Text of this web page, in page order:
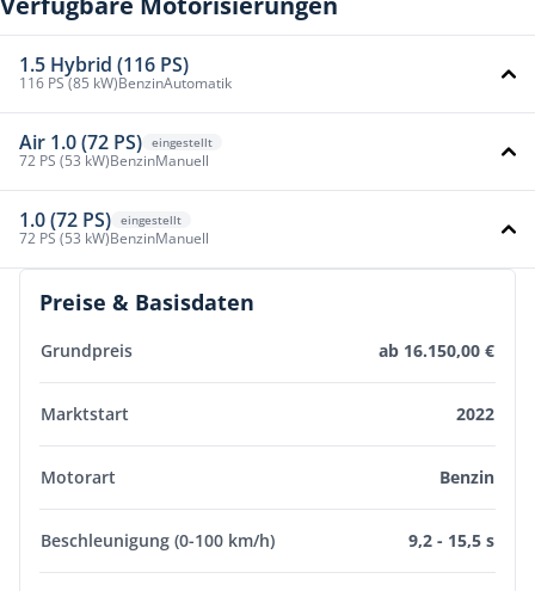
1.5 Hybrid (116 PS)
116 PS (85 kW)BenzinAutomatik
Air 1.0 (72 PS) eingestellt
72 PS (53 kW)BenzinManuell
1.0 (72 PS) eingestellt
72 PS (53 kW)BenzinManuell
Preise & Basisdaten
Grundpreis ab 16.150,00 €
Marktstart 2022
Motorart Benzin
Beschleunigung (0-100 km/h) 9,2 - 15,5 s